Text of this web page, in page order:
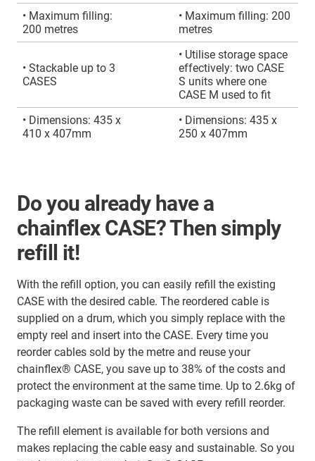
• Maximum filling:
200 metres
• Maximum filling: 200
metres
• Stackable up to 3
CASES
• Utilise storage space
effectively: two CASE
S units where one
CASE M used to fit
• Dimensions: 435 x
410 x 407mm
• Dimensions: 435 x
250 x 407mm
Do you already have a
chainflex CASE? Then simply
refill it!
With the refill option, you can easily refill the existing
CASE with the desired cable. The reordered cable is
supplied on a drum, which you simply replace with the
empty reel and insert into the CASE. Every time you
reorder cables sold by the metre and reuse your
chainflex® CASE, you save up to 38% of the costs and
protect the environment at the same time. Up to 2.6kg of
packaging waste can be saved with every refill reorder.
The refill element is available for both versions and
makes replacing the cable easy and sustainable. So you